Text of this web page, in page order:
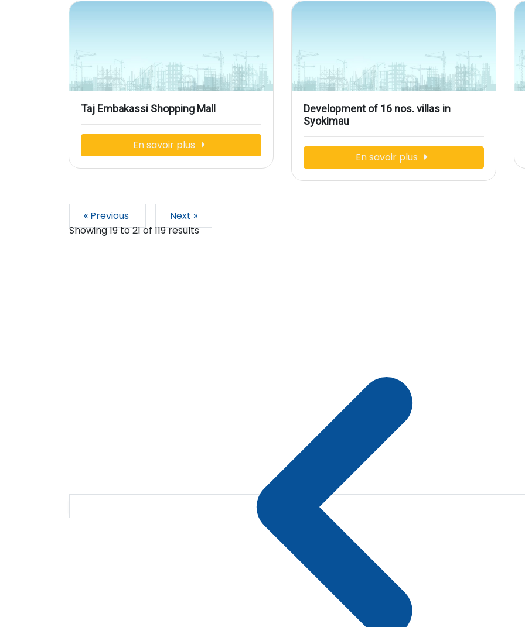
Taj Embakassi Shopping Mall
En savoir plus
Development of 16 nos. villas in
Syokimau
En savoir plus
« Previous
Next »
Showing19to21of 119results